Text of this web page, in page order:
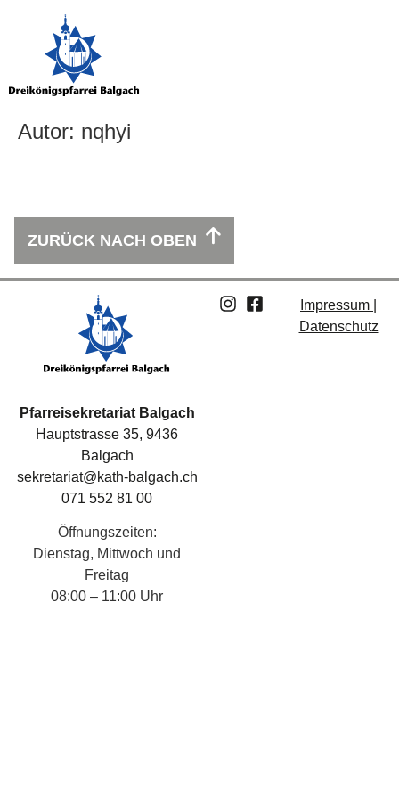
Autor: nqhyi
ZURÜCK NACH OBEN
Pfarreisekretariat Balgach
Hauptstrasse 35, 9436
Balgach
sekretariat@kath-balgach.ch
071 552 81 00
Öffnungszeiten:
Dienstag, Mittwoch und
Freitag
08:00 – 11:00 Uhr
Impressum |
Datenschutz